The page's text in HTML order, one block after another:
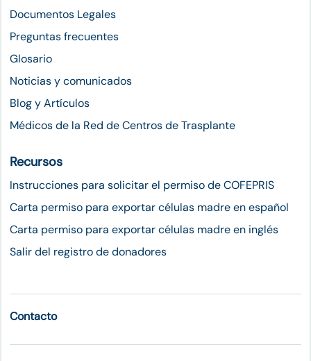
Documentos Legales
Preguntas frecuentes
Glosario
Noticias y comunicados
Blog y Artículos
Médicos de la Red de Centros de Trasplante
Recursos
Instrucciones para solicitar el permiso de COFEPRIS
Carta permiso para exportar células madre en español
Carta permiso para exportar células madre en inglés
Salir del registro de donadores
Contacto